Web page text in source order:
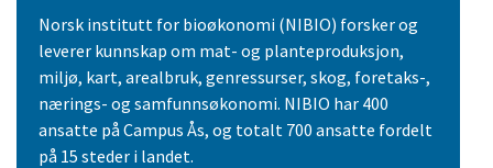
Norsk institutt for bioøkonomi (NIBIO) forsker og
leverer kunnskap om mat- og planteproduksjon,
miljø, kart, arealbruk, genressurser, skog, foretaks-,
nærings- og samfunnsøkonomi. NIBIO har 400
ansatte på Campus Ås, og totalt 700 ansatte fordelt
på 15 steder i landet.